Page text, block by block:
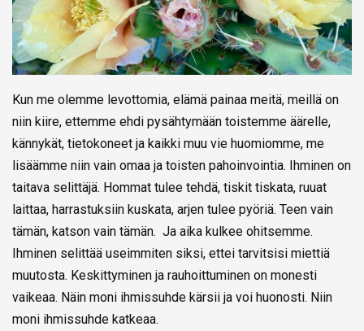
Kun me olemme levottomia, elämä painaa meitä, meillä on
niin kiire, ettemme ehdi pysähtymään toistemme äärelle,
kännykät, tietokoneet ja kaikki muu vie huomiomme, me
lisäämme niin vain omaa ja toisten pahoinvointia. Ihminen on
taitava selittäjä. Hommat tulee tehdä, tiskit tiskata, ruuat
laittaa, harrastuksiin kuskata, arjen tulee pyöriä. Teen vain
tämän, katson vain tämän. Ja aika kulkee ohitsemme.
Ihminen selittää useimmiten siksi, ettei tarvitsisi miettiä
muutosta. Keskittyminen ja rauhoittuminen on monesti
vaikeaa. Näin moni ihmissuhde kärsii ja voi huonosti. Niin
moni ihmissuhde katkeaa.